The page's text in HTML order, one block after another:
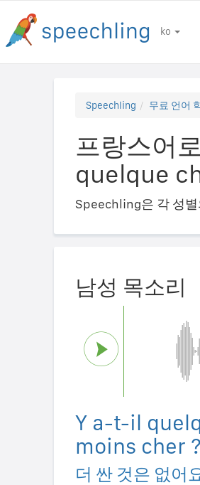
ko
Speechling 무료 언어
프랑스어
quelque
Speechling은 각 성
남성 목소리
Y a-t-il
moins cher ?
더 싼 것은 없어